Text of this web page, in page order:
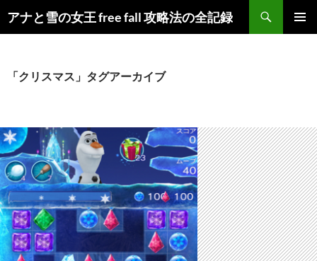
アナと雪の女王 free fall 攻略法の全記録
索
ン
キ
ッ
プ
「クリスマス」タグアーカイブ